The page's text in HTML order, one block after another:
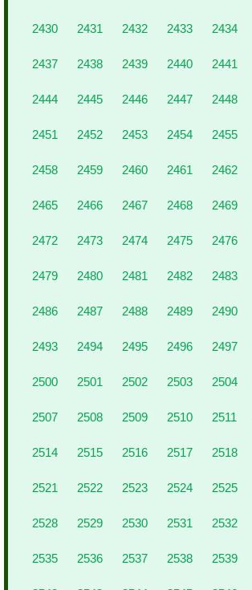
2430 2431 2432 2433 2434
2437 2438 2439 2440 2441
2444 2445 2446 2447 2448
2451 2452 2453 2454 2455
2458 2459 2460 2461 2462
2465 2466 2467 2468 2469
2472 2473 2474 2475 2476
2479 2480 2481 2482 2483
2486 2487 2488 2489 2490
2493 2494 2495 2496 2497
2500 2501 2502 2503 2504
2507 2508 2509 2510 2511
2514 2515 2516 2517 2518
2521 2522 2523 2524 2525
2528 2529 2530 2531 2532
2535 2536 2537 2538 2539